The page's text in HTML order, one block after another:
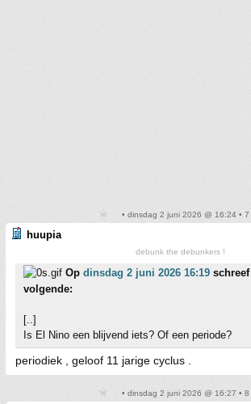
• dinsdag 2 juni 2026 @ 16:24 • 7
huupia
debunk the debunkers !
Op dinsdag 2 juni 2026 16:19 schreef
volgende:
[..]
Is El Nino een blijvend iets? Of een periode?
periodiek , geloof 11 jarige cyclus .
• dinsdag 2 juni 2026 @ 16:27 • 8